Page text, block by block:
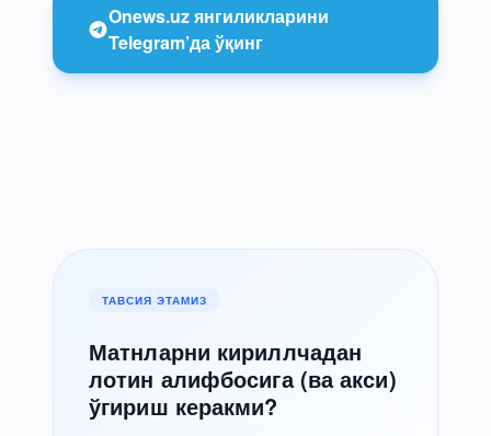
Onews.uz янгиликларини
Telegram’да ўқинг
ТАВСИЯ ЭТАМИЗ
Матнларни кириллчадан
лотин алифбосига (ва акси)
ўгириш керакми?